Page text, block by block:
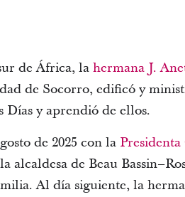
de África, la hermana J.
de Socorro, edificó y
Días y aprendió de ellos.
de 2025 con la
alcaldesa de Beau
Al día siguiente, la